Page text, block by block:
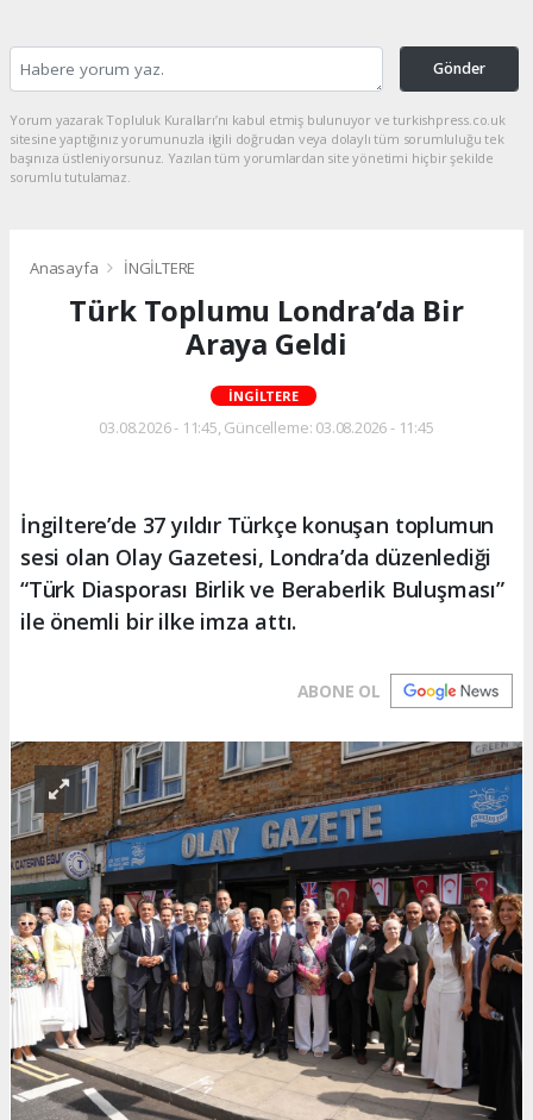
Gönder
Yorum yazarak Topluluk Kuralları’nı kabul etmiş bulunuyor ve turkishpress.co.uk
sitesine yaptığınız yorumunuzla ilgili doğrudan veya dolaylı tüm sorumluluğu tek
başınıza üstleniyorsunuz. Yazılan tüm yorumlardan site yönetimi hiçbir şekilde
sorumlu tutulamaz.
Anasayfa İNGİLTERE
Türk Toplumu Londra’da Bir
Araya Geldi
İNGİLTERE
03.08.2026 - 11:45, Güncelleme: 03.08.2026 - 11:45
İngiltere’de 37 yıldır Türkçe konuşan toplumun
sesi olan Olay Gazetesi, Londra’da düzenlediği
“Türk Diasporası Birlik ve Beraberlik Buluşması”
ile önemli bir ilke imza attı.
ABONE OL